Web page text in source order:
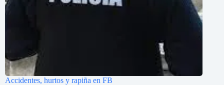
Accidentes, hurtos y rapiña en FB